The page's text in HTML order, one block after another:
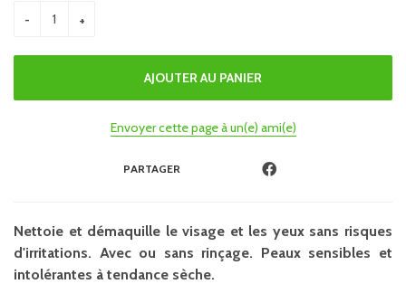
Envoyer cette page à un(e) ami(e)
PARTAGER
Nettoie et démaquille le visage et les yeux sans risques
d'irritations. Avec ou sans rinçage. Peaux sensibles et
intolérantes à tendance sèche.